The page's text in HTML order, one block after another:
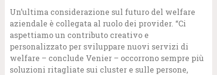
Un’ultima considerazione sul futuro del welfare
aziendale è collegata al ruolo dei provider. “Ci
aspettiamo un contributo creativo e
personalizzato per sviluppare nuovi servizi di
welfare – conclude Venier – occorrono sempre più
soluzioni ritagliate sui cluster e sulle persone,